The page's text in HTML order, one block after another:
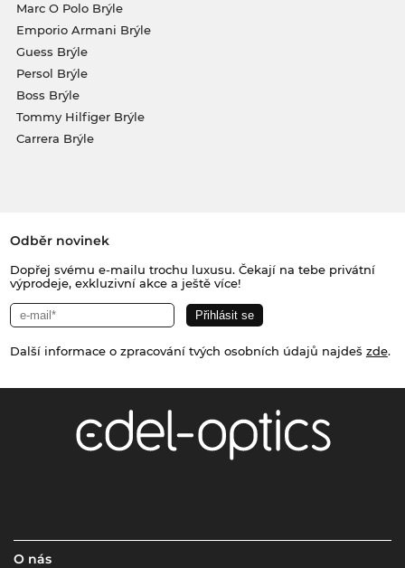
Marc O Polo Brýle
Emporio Armani Brýle
Guess Brýle
Persol Brýle
Boss Brýle
Tommy Hilfiger Brýle
Carrera Brýle
Odběr novinek
Dopřej svému e-mailu trochu luxusu. Čekají na tebe privátní
výprodeje, exkluzivní akce a ještě více!
Další informace o zpracování tvých osobních údajů najdeš zde.
O nás